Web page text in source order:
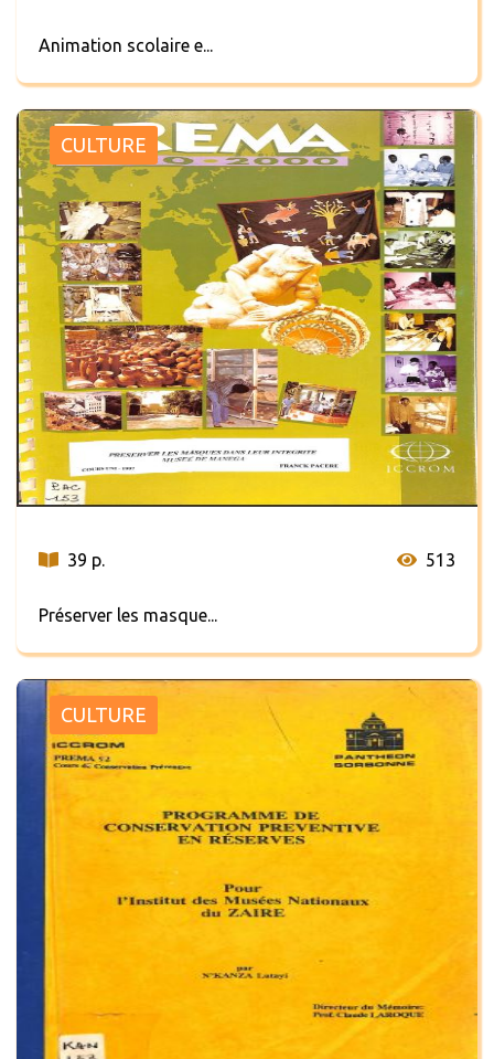
Animation scolaire e...
CULTURE
39 p. 513
Préserver les masque...
CULTURE